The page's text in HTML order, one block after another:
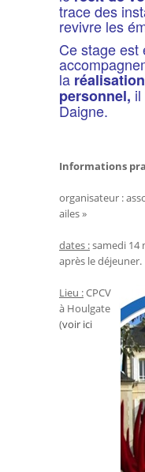
trace des
revivre les
Ce stage est
la
personnel,
Daigne.
Informations
organisateur :
ailes »
dates :samedi 14
après le déjeuner.
Lieu :CPCV
à Houlgate
(voir ici